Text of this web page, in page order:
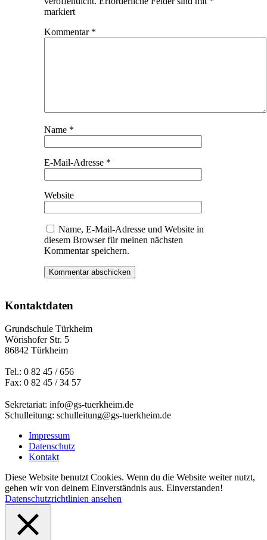
markiert
Kommentar *
Name *
E-Mail-Adresse *
Website
Name, E-Mail-Adresse und Website in
diesem Browser für meinen nächsten
Kommentar speichern.
Kontaktdaten
Grundschule Türkheim
Wörishofer Str. 5
86842 Türkheim
Tel.: 0 82 45 / 656
Fax: 0 82 45 / 34 57
Sekretariat: info@gs-tuerkheim.de
Schulleitung: schulleitung@gs-tuerkheim.de
Impressum
Datenschutz
Kontakt
Diese Website benutzt Cookies. Wenn du die Website weiter nutzt,
gehen wir von deinem Einverständnis aus. Einverstanden!
Datenschutzrichtlinien ansehen